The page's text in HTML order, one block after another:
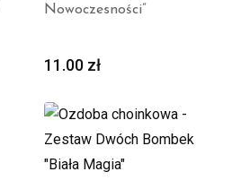
Nowoczesności”
11.00 zł